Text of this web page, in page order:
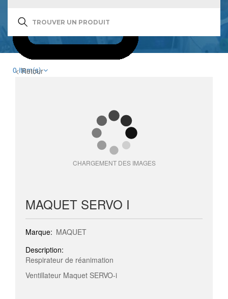
0 item(s)
< Retour
CHARGEMENT DES IMAGES
MAQUET SERVO I
Marque: MAQUET
Description:
Respirateur de réanimation
Ventillateur Maquet SERVO-i